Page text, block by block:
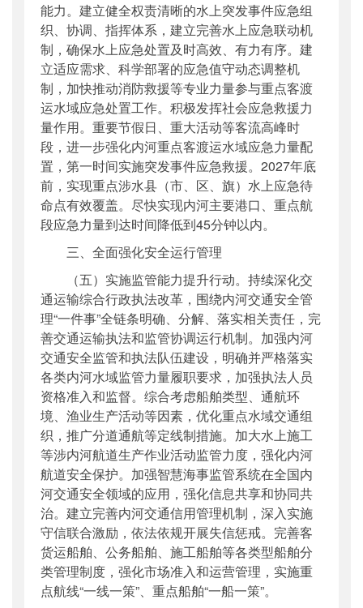
能力。建立健全权责清晰的水上突发事件应急组
织、协调、指挥体系，建立完善水上应急联动机
制，确保水上应急处置及时高效、有力有序。建
立适应需求、科学部署的应急值守动态调整机
制，加快推动消防救援等专业力量参与重点客渡
运水域应急处置工作。积极发挥社会应急救援力
量作用。重要节假日、重大活动等客流高峰时
段，进一步强化内河重点客渡运水域应急力量配
置，第一时间实施突发事件应急救援。2027年底
前，实现重点涉水县（市、区、旗）水上应急待
命点有效覆盖。尽快实现内河主要港口、重点航
段应急力量到达时间降低到45分钟以内。
三、全面强化安全运行管理
（五）实施监管能力提升行动。持续深化交
通运输综合行政执法改革，围绕内河交通安全管
理“一件事”全链条明确、分解、落实相关责任，完
善交通运输执法和监管协调运行机制。加强内河
交通安全监管和执法队伍建设，明确并严格落实
各类内河水域监管力量履职要求，加强执法人员
资格准入和监督。综合考虑船舶类型、通航环
境、渔业生产活动等因素，优化重点水域交通组
织，推广分道通航等定线制措施。加大水上施工
等涉内河航道生产作业活动监管力度，强化内河
航道安全保护。加强智慧海事监管系统在全国内
河交通安全领域的应用，强化信息共享和协同共
治。建立完善内河交通信用管理机制，深入实施
守信联合激励，依法依规开展失信惩戒。完善客
货运船舶、公务船舶、施工船舶等各类型船舶分
类管理制度，强化市场准入和运营管理，实施重
点航线“一线一策”、重点船舶“一船一策”。